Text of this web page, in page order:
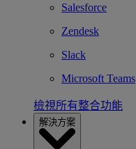
Salesforce
Zendesk
Slack
Microsoft Teams
檢視所有整合功能
解決方案